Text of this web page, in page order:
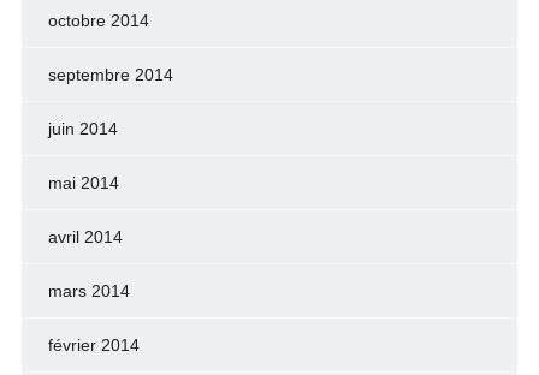
octobre 2014
septembre 2014
juin 2014
mai 2014
avril 2014
mars 2014
février 2014